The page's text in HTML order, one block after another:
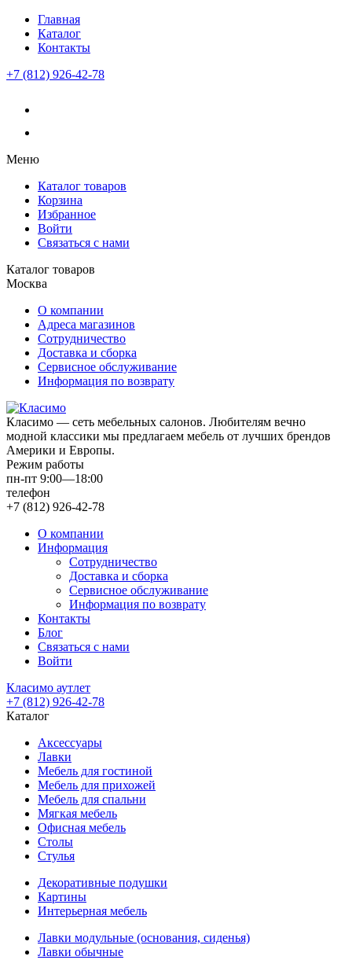
Главная
Каталог
Контакты
+7 (812) 926-42-78
Меню
Каталог товаров
Корзина
Избранное
Войти
Связаться с нами
Каталог товаров
Москва
О компании
Адреса магазинов
Сотрудничество
Доставка и сборка
Сервисное обслуживание
Информация по возврату
Класимо — cеть мебельных салонов. Любителям вечно
модной классики мы предлагаем мебель от лучших брендов
Америки и Европы.
Режим работы
пн-пт 9:00—18:00
телефон
+7 (812) 926-42-78
О компании
Информация
Сотрудничество
Доставка и сборка
Сервисное обслуживание
Информация по возврату
Контакты
Блог
Связаться с нами
Войти
Класимо аутлет
+7 (812) 926-42-78
Каталог
Аксессуары
Лавки
Мебель для гостиной
Мебель для прихожей
Мебель для спальни
Мягкая мебель
Офисная мебель
Столы
Стулья
Декоративные подушки
Картины
Интерьерная мебель
Лавки модульные (основания, сиденья)
Лавки обычные